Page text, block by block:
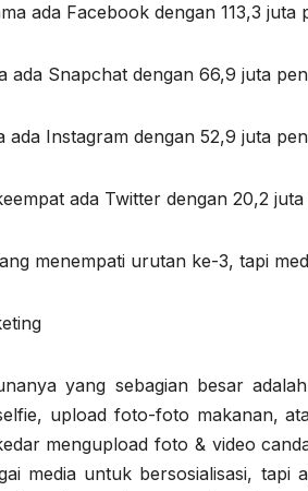
ada Facebook dengan 113,3 juta
ada Snapchat dengan 66,9 juta
ada Instagram dengan 52,9 juta
ada Twitter dengan 20,2
menempati urutan ke-3, tapi
yang sebagian besar
upload foto-foto makanan,
mengupload foto & video
media untuk bersosialisasi,